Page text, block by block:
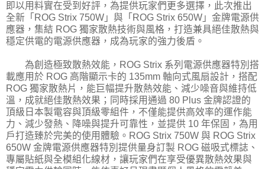
即以用料實在受到好評，為提供玩家們更多選擇，此次推出
全新「ROG Strix 750W」與「ROG Strix 650W」金牌電源供
應器，集結 ROG 獨家散熱技術與風格，打造兼具絕佳散熱與
穩定供電的電源供應器，成為玩家的強力後盾。
為創造極致散熱效能，ROG Strix 系列電源供應器特別搭
載應用於 ROG 高階顯示卡的 135mm 軸向式風扇設計，搭配
ROG 獨家散熱片，能巨幅提升散熱效能、減少噪音與維持低
溫，成就絕佳散熱效果；同時採用通過 80 Plus 金牌認證的
頂級日本製電容與頂級零組件，不僅能提供高效率的運作能
力、減少發熱、降噪與提升可靠性，並提供 10 年保固，為用
戶打造臻於完美的使用體驗。ROG Strix 750W 與 ROG Strix
650W 金牌電源供應器特別提供量身訂製 ROG 磁吸式標誌、
專屬貼紙與全模組化線材，讓玩家們在享受優異散熱效果與